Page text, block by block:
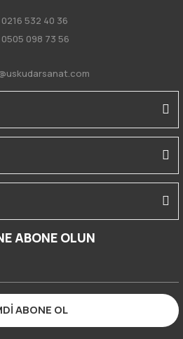
0216 532 40 36
0505 098 73 56
ABONE OLUN
ABONE OL